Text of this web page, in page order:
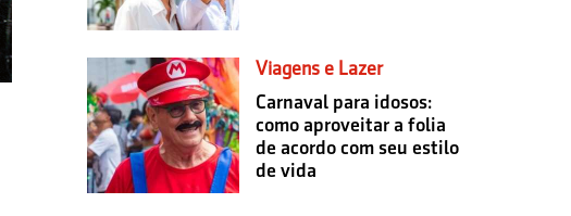
Viagens e Lazer
Carnaval para idosos:
como aproveitar a folia
de acordo com seu estilo
de vida